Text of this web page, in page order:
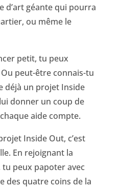
géante qui pourra
ou même le
petit, tu peux
peut-être connais-tu
déjà un projet Inside
donner un coup de
aide compte.
Inside Out, c’est
En rejoignant la
peux papoter avec
des quatre coins de la